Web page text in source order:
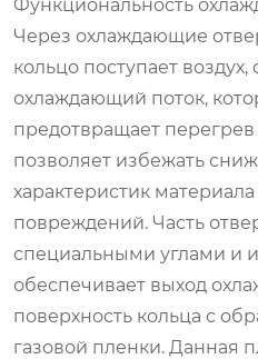
Функциональность
Через охлаждающие
кольцо поступает
охлаждающий поток,
предотвращает перегрев
позволяет избежать
характеристик
повреждений. Часть
специальными углами и
обеспечивает выход
поверхность кольца с
газовой пленки. Данная